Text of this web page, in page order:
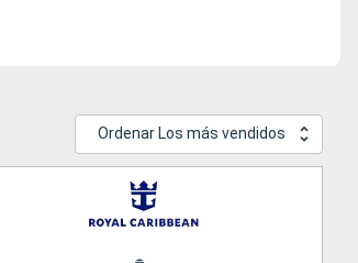
Ordenar Los más vendidos